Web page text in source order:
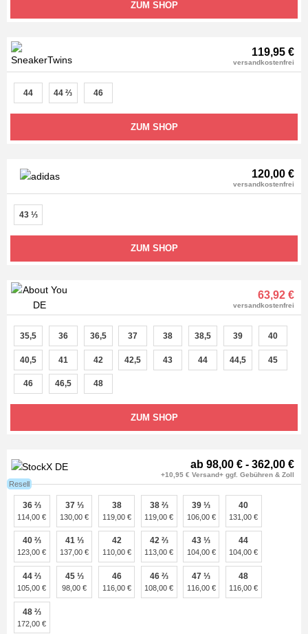
ZUM SHOP
119,95 €
versandkostenfrei
ZUM SHOP
44 44 ⅔ 46
120,00 €
versandkostenfrei
ZUM SHOP
43 ⅓
63,92 €
versandkostenfrei
ZUM SHOP
35,5 36 36,5 37 38 38,5 39 40
40,5 41 42 42,5 43 44 44,5 45
46 46,5 48
Resell
ab 98,00 € - 362,00 €
+10,95 € Versand+ ggf. Gebühren & Zoll
36 ⅔
114,00 €
37 ⅓
130,00 €
38
119,00 €
38 ⅔
119,00 €
39 ⅓
106,00 €
40
131,00 €
40 ⅔
123,00 €
41 ⅓
137,00 €
42
110,00 €
42 ⅔
113,00 €
43 ⅓
104,00 €
44
104,00 €
44 ⅔
105,00 €
45 ⅓
98,00 €
46
116,00 €
46 ⅔
108,00 €
47 ⅓
116,00 €
48
116,00 €
48 ⅔
172,00 €